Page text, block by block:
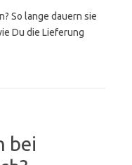
So lange dauern sie
Du die Lieferung
bei